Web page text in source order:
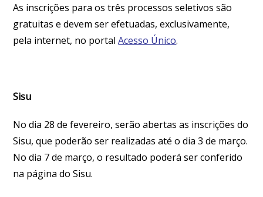
As inscrições para os três processos seletivos são
gratuitas e devem ser efetuadas, exclusivamente,
pela internet, no portalAcesso Único.
Sisu
No dia 28 de fevereiro, serão abertas as inscrições do
Sisu, que poderão ser realizadas até o dia 3 de março.
No dia 7 de março, o resultado poderá ser conferido
na página do Sisu.